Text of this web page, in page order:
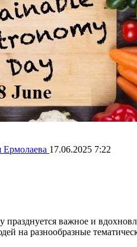
17.06.2025 7:22
празднуется важное и
на разнообразные